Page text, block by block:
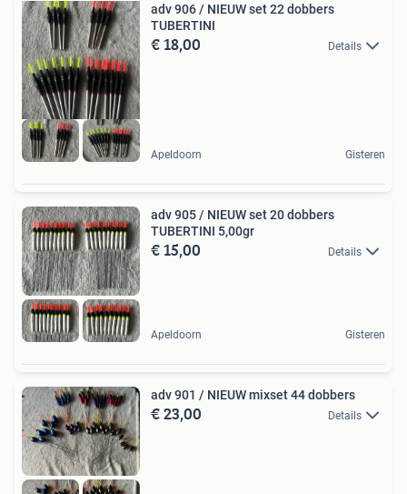
adv 906 / NIEUW set 22 dobbers
TUBERTINI
€ 18,00 Details
Apeldoorn Gisteren
adv 905 / NIEUW set 20 dobbers
TUBERTINI 5,00gr
€ 15,00 Details
Apeldoorn Gisteren
adv 901 / NIEUW mixset 44 dobbers
€ 23,00 Details